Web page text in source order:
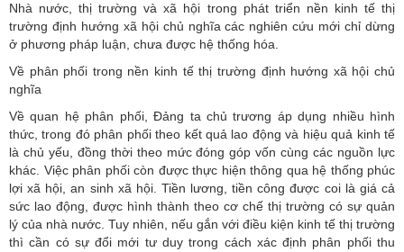
Nhà nước, thị trường và xã hội trong phát triển nền kinh tế thị
trường định hướng xã hội chủ nghĩa các nghiên cứu mới chỉ dừng
ở phương pháp luận, chưa được hệ thống hóa.
Về phân phối trong nền kinh tế thị trường định hướng xã hội chủ
nghĩa
Về quan hệ phân phối, Đảng ta chủ trương áp dụng nhiều hình
thức, trong đó phân phối theo kết quả lao động và hiệu quả kinh tế
là chủ yếu, đồng thời theo mức đóng góp vốn cùng các nguồn lực
khác. Việc phân phối còn được thực hiện thông qua hệ thống phúc
lợi xã hội, an sinh xã hội. Tiền lương, tiền công được coi là giá cả
sức lao động, được hình thành theo cơ chế thị trường có sự quản
lý của nhà nước. Tuy nhiên, nếu gắn với điều kiện kinh tế thị trường
thì cần có sự đổi mới tư duy trong cách xác định phân phối thu